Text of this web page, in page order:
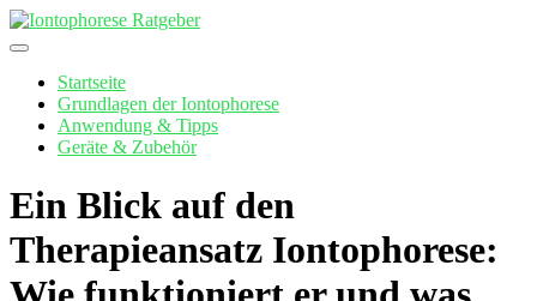
Skip
to
Startseite
Grundlagen der Iontophorese
Anwendung & Tipps
Geräte & Zubehör
Ein Blick auf den
Therapieansatz Iontophorese: